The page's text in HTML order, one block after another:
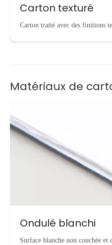
Carton texturé
Carton traité avec des finitions
Matériaux de
Ondulé blanchi
Surface blanche non couchée et